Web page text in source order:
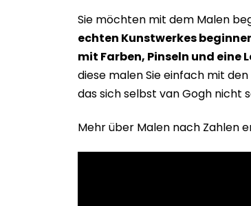
Sie möchten mit dem Malen
echten Kunstwerkes beginne
mit Farben, Pinseln und eine
diese malen Sie einfach mit
das sich selbst van Gogh nicht
Mehr über Malen nach Zahlen